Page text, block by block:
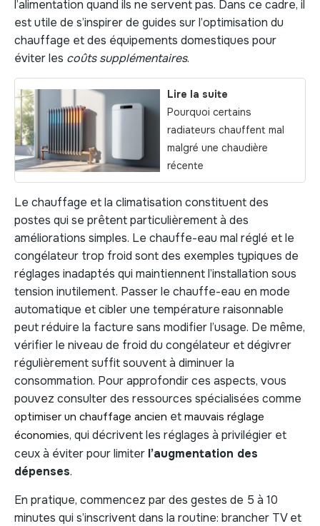
l’alimentation quand ils ne servent pas. Dans ce cadre, il
est utile de s’inspirer de guides sur l’optimisation du
chauffage et des équipements domestiques pour
éviter les coûts supplémentaires.
Lire la suite
Pourquoi certains
radiateurs chauffent mal
malgré une chaudière
récente
Le chauffage et la climatisation constituent des
postes qui se prêtent particulièrement à des
améliorations simples. Le chauffe-eau mal réglé et le
congélateur trop froid sont des exemples typiques de
réglages inadaptés qui maintiennent l’installation sous
tension inutilement. Passer le chauffe-eau en mode
automatique et cibler une température raisonnable
peut réduire la facture sans modifier l’usage. De même,
vérifier le niveau de froid du congélateur et dégivrer
régulièrement suffit souvent à diminuer la
consommation. Pour approfondir ces aspects, vous
pouvez consulter des ressources spécialisées comme
optimiser un chauffage ancien et mauvais réglage
économies, qui décrivent les réglages à privilégier et
ceux à éviter pour limiter l’augmentation des
dépenses.
En pratique, commencez par des gestes de 5 à 10
minutes qui s’inscrivent dans la routine: brancher TV et